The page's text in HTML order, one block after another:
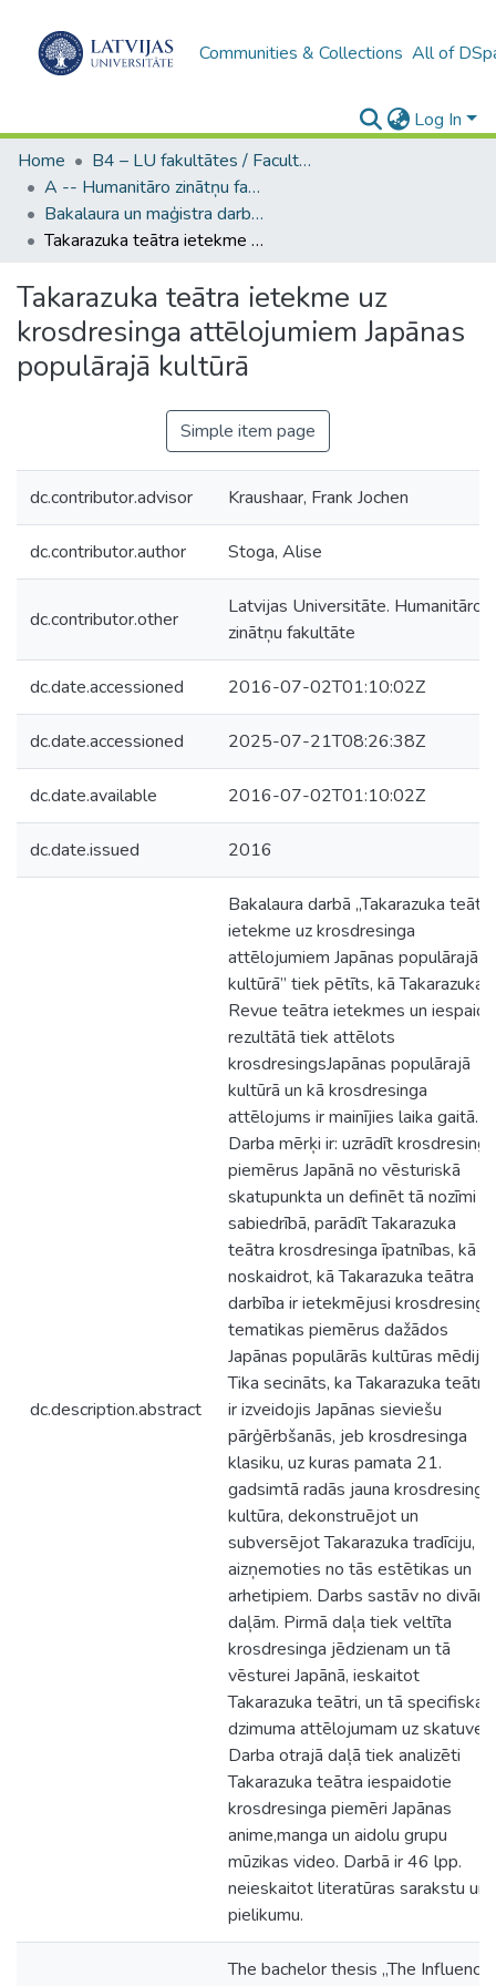
Communities & Collections All of
Log In
Home
B4 – LU fakultātes / Faculties of the UL
A -- Humanitāro zinātņu fakultāte / Faculty of Humanities
Bakalaura un maģistra darbi (HZF) / Bachelor's and Master's theses
Takarazuka teātra ietekme uz krosdresinga attēlojumiem Japānas populārajā kultūrā
Takarazuka teātra ietekme uz
krosdresinga attēlojumiem Japānas
populārajā kultūrā
Simple item page
dc.contributor.advisor Kraushaar, Frank Jochen
dc.contributor.author Stoga, Alise
dc.contributor.other
Latvijas Universitāte. Humanitāro
zinātņu fakultāte
dc.date.accessioned 2016-07-02T01:10:02Z
dc.date.accessioned 2025-07-21T08:26:38Z
dc.date.available 2016-07-02T01:10:02Z
dc.date.issued 2016
dc.description.abstract
Bakalaura darbā „Takarazuka teātra
ietekme uz krosdresinga
attēlojumiem Japānas populārajā
kultūrā” tiek pētīts, kā Takarazuka
Revue teātra ietekmes un iespaida
rezultātā tiek attēlots
krosdresingsJapānas populārajā
kultūrā un kā krosdresinga
attēlojums ir mainījies laika gaitā.
Darba mērķi ir: uzrādīt krosdresinga
piemērus Japānā no vēsturiskā
skatupunkta un definēt tā nozīmi
sabiedrībā, parādīt Takarazuka
teātra krosdresinga īpatnības, kā
noskaidrot, kā Takarazuka teātra
darbība ir ietekmējusi krosdresinga
tematikas piemērus dažādos
Japānas populārās kultūras
Tika secināts, ka Takarazuka teātris
ir izveidojis Japānas sieviešu
pārģērbšanās, jeb krosdresinga
klasiku, uz kuras pamata 21.
gadsimtā radās jauna krosdresinga
kultūra, dekonstruējot un
subversējot Takarazuka tradīciju,
aizņemoties no tās estētikas un
arhetipiem. Darbs sastāv no divām
daļām. Pirmā daļa tiek veltīta
krosdresinga jēdzienam un tā
vēsturei Japānā, ieskaitot
Takarazuka teātri, un tā
dzimuma attēlojumam uz skatuves.
Darba otrajā daļā tiek analizēti
Takarazuka teātra iespaidotie
krosdresinga piemēri Japānas
anime,manga un aidolu grupu
mūzikas video. Darbā ir 46 lpp.
neieskaitot literatūras sarakstu un
pielikumu.
The bachelor thesis „The Influence